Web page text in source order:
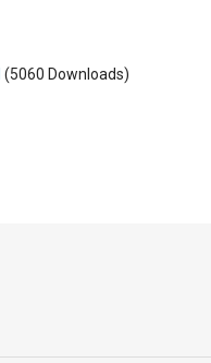
(5060 Downloads)